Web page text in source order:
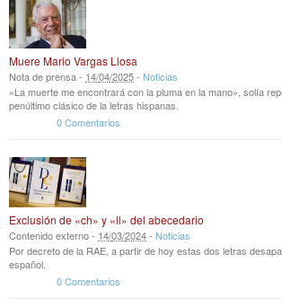
Muere Mario Vargas Llosa
Nota de prensa - 14/04/2025- Noticias
«La muerte me encontrará con la pluma en la mano», solía
penúltimo clásico de la letras hispanas.
0 Comentarios
Exclusión de «ch» y «ll» del abecedario
Contenido externo - 14/03/2024- Noticias
Por decreto de la RAE, a partir de hoy estas dos letras
español.
0 Comentarios